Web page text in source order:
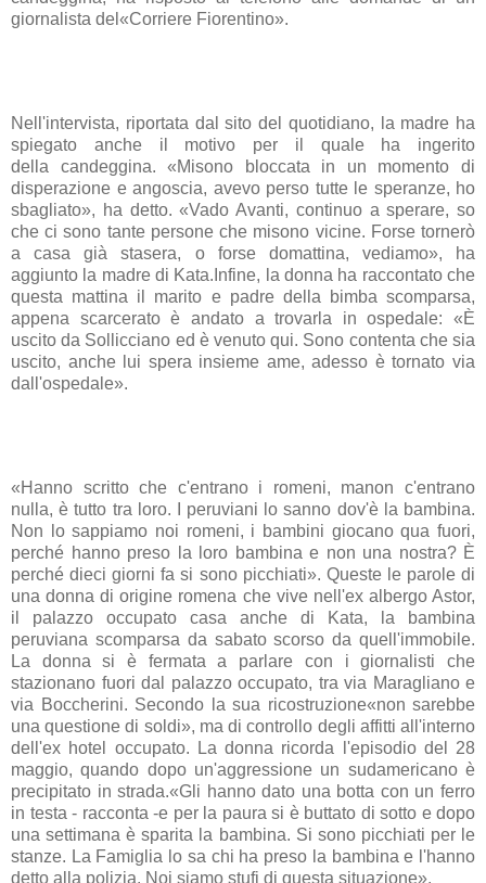
giornalista del«Corriere Fiorentino».
Nell'intervista, riportata dal sito del quotidiano, la madre ha
spiegato anche il motivo per il quale ha ingerito
della candeggina. «Misono bloccata in un momento di
disperazione e angoscia, avevo perso tutte le speranze, ho
sbagliato», ha detto. «Vado Avanti, continuo a sperare, so
che ci sono tante persone che misono vicine. Forse tornerò
a casa già stasera, o forse domattina, vediamo», ha
aggiunto la madre di Kata.Infine, la donna ha raccontato che
questa mattina il marito e padre della bimba scomparsa,
appena scarcerato è andato a trovarla in ospedale: «È
uscito da Sollicciano ed è venuto qui. Sono contenta che sia
uscito, anche lui spera insieme ame, adesso è tornato via
dall'ospedale».
«Hanno scritto che c'entrano i romeni, manon c'entrano
nulla, è tutto tra loro. I peruviani lo sanno dov'è la bambina.
Non lo sappiamo noi romeni, i bambini giocano qua fuori,
perché hanno preso la loro bambina e non una nostra? È
perché dieci giorni fa si sono picchiati». Queste le parole di
una donna di origine romena che vive nell'ex albergo Astor,
il palazzo occupato casa anche di Kata, la bambina
peruviana scomparsa da sabato scorso da quell'immobile.
La donna si è fermata a parlare con i giornalisti che
stazionano fuori dal palazzo occupato, tra via Maragliano e
via Boccherini. Secondo la sua ricostruzione«non sarebbe
una questione di soldi», ma di controllo degli affitti all'interno
dell'ex hotel occupato. La donna ricorda l'episodio del 28
maggio, quando dopo un'aggressione un sudamericano è
precipitato in strada.«Gli hanno dato una botta con un ferro
in testa - racconta -e per la paura si è buttato di sotto e dopo
una settimana è sparita la bambina. Si sono picchiati per le
stanze. La Famiglia lo sa chi ha preso la bambina e l'hanno
detto alla polizia. Noi siamo stufi di questa situazione».